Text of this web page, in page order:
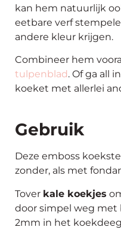
kan hem natuurlijk
eetbare verf
andere kleur krijgen.
Combineer hem
tulpenblad . Of ga all
koeket met allerlei
Gebruik
Deze emboss
zonder, als met
Tover kale koekjes
door simpel weg met
2mm in het